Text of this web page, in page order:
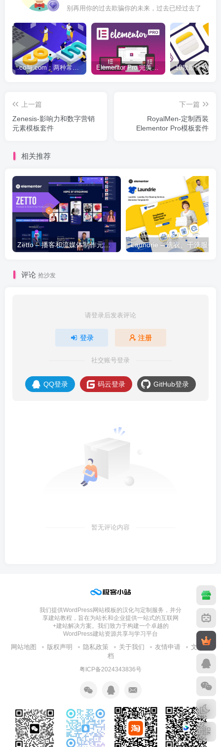
别再用你的过去欺骗你的未来，过去已经过去了
.co与.com：两种常用域名后缀名完全指南 Elementor Pro 完美汉化中文版（含全套模板）|可视化编辑页面自定义设计WordPress插件
上一篇
Zenesis-影响力和数字营销
元素模板套件
下一篇
RoyalMen-定制西装
Elementor Pro模板套件
相关推荐
Zetto – 播客和流媒体制作元素模板套件
评论 抢沙发
请登录后发表评论
登录 注册
社交账号登录
QQ登录 码云登录 GitHub登录
暂无评论内容
我们提供WordPress网站模板的汉化与定制服务，并分
享建站教程，旨在为站长和企业提供一站式的互联网
+建站解决方案。我们致力于构建一个卓越的
WordPress建站资源共享与学习平台
网站地图 版权声明 隐私政策 关于我们 友情申请
文章归
档
粤ICP备2024343836号